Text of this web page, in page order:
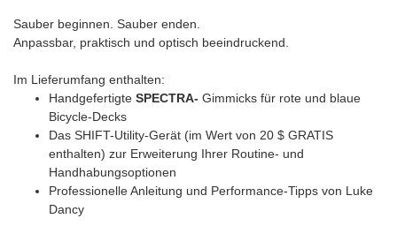
Sauber beginnen. Sauber enden.
Anpassbar, praktisch und optisch beeindruckend.
Im Lieferumfang enthalten:
Handgefertigte SPECTRA- Gimmicks für rote und blaue
Bicycle-Decks
Das SHIFT-Utility-Gerät (im Wert von 20 $ GRATIS
enthalten) zur Erweiterung Ihrer Routine- und
Handhabungsoptionen
Professionelle Anleitung und Performance-Tipps von Luke
Dancy